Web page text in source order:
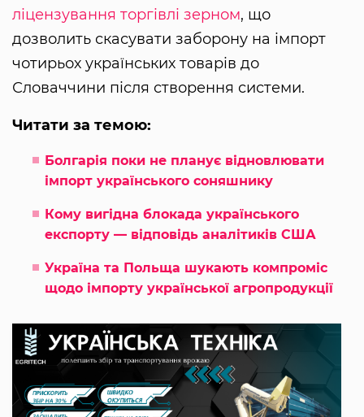
ліцензування торгівлі зерном, що
дозволить скасувати заборону на імпорт
чотирьох українських товарів до
Словаччини після створення системи.
Читати за темою:
Болгарія поки не планує відновлювати
імпорт українського соняшнику
Кому вигідна блокада українського
експорту — відповідь аналітиків США
Україна та Польща шукають компроміс
щодо імпорту української агропродукції